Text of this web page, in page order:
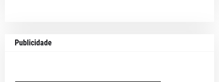
Publicidade